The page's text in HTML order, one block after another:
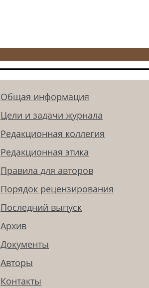
Общая информация
Цели и задачи журнала
Редакционная коллегия
Редакционная этика
Правила для авторов
Порядок рецензирования
Последний выпуск
Архив
Документы
Авторы
Контакты